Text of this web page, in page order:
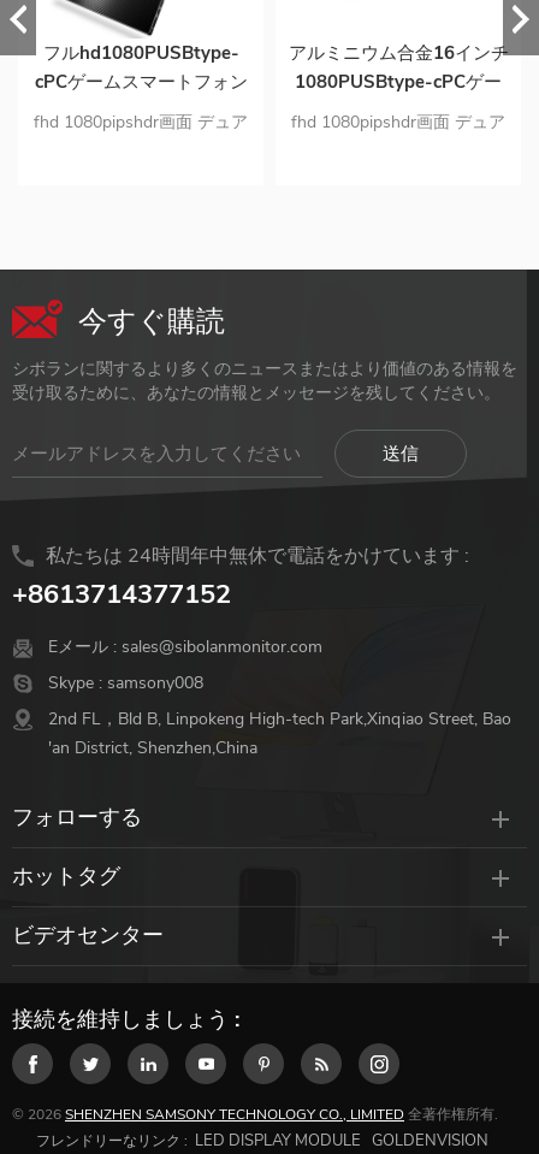
フルhd1080PUSBtype-
cPCゲームスマートフォン
ラップトップ用16インチポ
fhd 1080pipshdr画面 デュア
ンドです
アルミニウム合金16インチ
1080PUSBtype-cPCゲー
ムポータブルipsモニター
fhd 1080pipshdr画面 デュア
今すぐ購読
シボランに関するより多くのニュースまたはより価値のある情報を
受け取るために、あなたの情報とメッセージを残してください。
私たちは 24時間年中無休で電話をかけています :
+8613714377152
Eメール : sales@sibolanmonitor.com
Skype : samsony008
2nd FL，Bld B, Linpokeng High-tech Park,Xinqiao Street, Bao
'an District, Shenzhen,China
フォローする
ホットタグ
ビデオセンター
接続を維持しましょう :
© 2026SHENZHEN SAMSONY TECHNOLOGY CO., LIMITED 全著作権所有.
フレンドリーなリンク : LED DISPLAY MODULE GOLDENVISION